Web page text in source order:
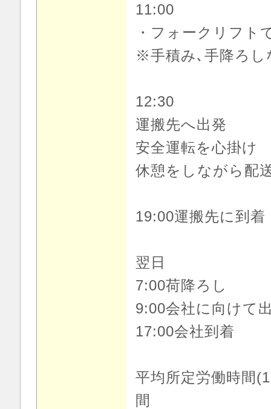
11:00
・フォークリフト
※手積み､手降ろし
12:30
運搬先へ出発
安全運転を心掛け
休憩をしながら配
19:00運搬先に到着
翌日
7:00荷降ろし
9:00会社に向けて
17:00会社到着
平均所定労働時間
間